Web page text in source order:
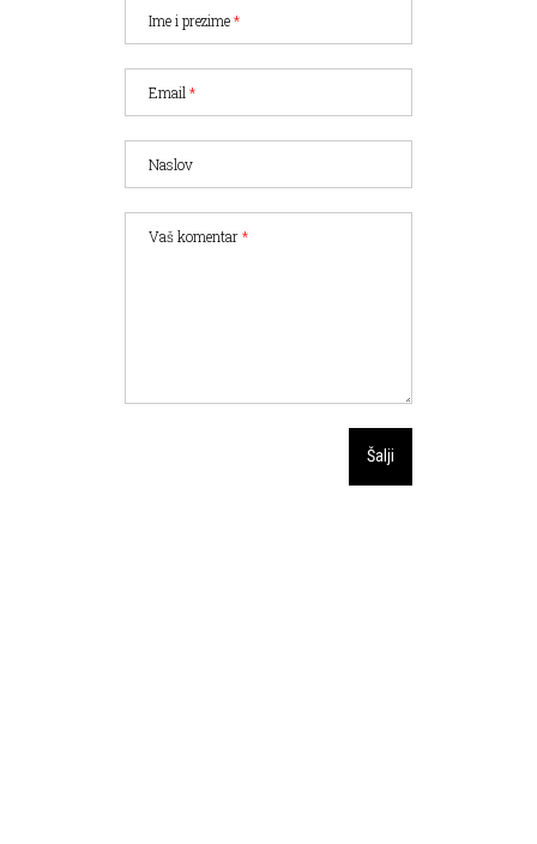
Ime i prezime*
Email*
Naslov
Vaš komentar*